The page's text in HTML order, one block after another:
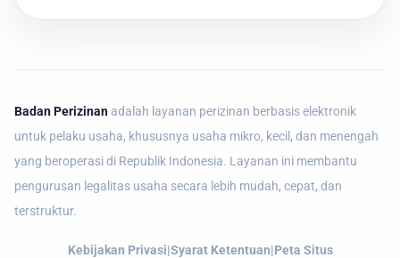
Badan Perizinan adalah layanan perizinan berbasis elektronik
untuk pelaku usaha, khususnya usaha mikro, kecil, dan menengah
yang beroperasi di Republik Indonesia. Layanan ini membantu
pengurusan legalitas usaha secara lebih mudah, cepat, dan
terstruktur.
Kebijakan Privasi|Syarat Ketentuan|Peta Situs